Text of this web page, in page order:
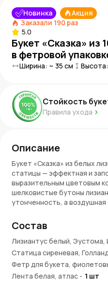
Новинка
Акция
Заказали 190 раз
5.0
Букет «Сказка» из
в фетровой
Ширина: ~ 35 см
Стойкость
Правила ухода
Описание
Букет «Сказка» из белых
статицы — эффектная и
выразительным цветовым
шелковистые бутоны
утонченность, а
Яркая упаковка
делает букет стильным.
композицию аккуратным
станет отличным подарком
человека или как необычный
Состав
Лизиантус белый, Эустома,
Статица сиреневая,
Фетр для букета,
Лента белая, атлас - 1 шт